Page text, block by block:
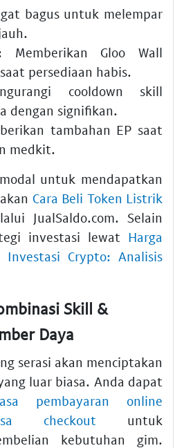
bagus untuk melempar
Memberikan Gloo Wall
persediaan habis.
cooldown skill
dengan signifikan.
tambahan EP saat
medkit.
untuk mendapatkan
Cara Beli Token Listrik
JualSaldo.com. Selain
investasi lewat Harga
Investasi Crypto: Analisis
Skill &
Daya
serasi akan menciptakan
luar biasa. Anda dapat
pembayaran online
checkout untuk
kebutuhan gim.